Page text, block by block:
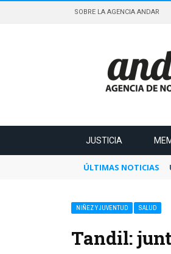
SOBRE LA AGENCIA ANDAR
JUSTICIA
ÚLTIMAS NOTICIAS
NIÑEZ Y JUVENTUD SALUD
Tandil: